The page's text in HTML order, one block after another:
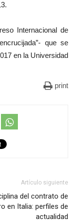
Internacional de
que se
en la Universidad
print
Artículo siguiente
del contrato de
en Italia: perfiles de
actualidad